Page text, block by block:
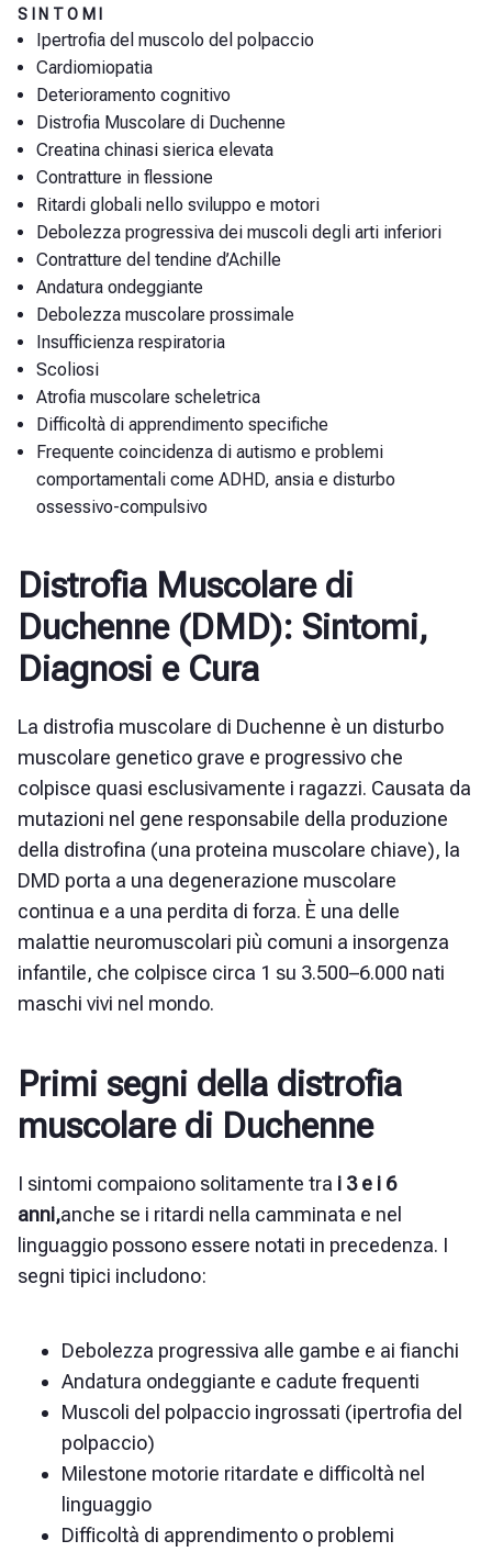
SINTOMI
Ipertrofia del muscolo del polpaccio
Cardiomiopatia
Deterioramento cognitivo
Distrofia Muscolare di Duchenne
Creatina chinasi sierica elevata
Contratture in flessione
Ritardi globali nello sviluppo e motori
Debolezza progressiva dei muscoli degli arti inferiori
Contratture del tendine d’Achille
Andatura ondeggiante
Debolezza muscolare prossimale
Insufficienza respiratoria
Scoliosi
Atrofia muscolare scheletrica
Difficoltà di apprendimento specifiche
Frequente coincidenza di autismo e problemi
comportamentali come ADHD, ansia e disturbo
ossessivo-compulsivo
Distrofia Muscolare di
Duchenne (DMD): Sintomi,
Diagnosi e Cura
La distrofia muscolare di Duchenne è un disturbo
muscolare genetico grave e progressivo che
colpisce quasi esclusivamente i ragazzi. Causata da
mutazioni nel gene responsabile della produzione
della distrofina (una proteina muscolare chiave), la
DMD porta a una degenerazione muscolare
continua e a una perdita di forza. È una delle
malattie neuromuscolari più comuni a insorgenza
infantile, che colpisce circa 1 su 3.500–6.000 nati
maschi vivi nel mondo.
Primi segni della distrofia
muscolare di Duchenne
I sintomi compaiono solitamente tra i 3 e i 6
anni,anche se i ritardi nella camminata e nel
linguaggio possono essere notati in precedenza. I
segni tipici includono:
Debolezza progressiva alle gambe e ai fianchi
Andatura ondeggiante e cadute frequenti
Muscoli del polpaccio ingrossati (ipertrofia del
polpaccio)
Milestone motorie ritardate e difficoltà nel
linguaggio
Difficoltà di apprendimento o problemi